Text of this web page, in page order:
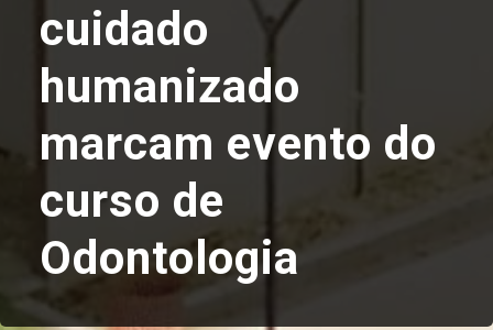
cuidado
humanizado
marcam evento do
curso de
Odontologia